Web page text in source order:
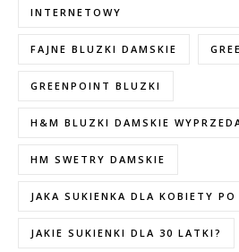
INTERNETOWY
FAJNE BLUZKI DAMSKIE
GREENPOINT BLUZKI
H&M BLUZKI DAMSKIE
HM SWETRY DAMSKIE
JAKA SUKIENKA DLA KOBIETY PO
JAKIE SUKIENKI DLA 30 LATKI?